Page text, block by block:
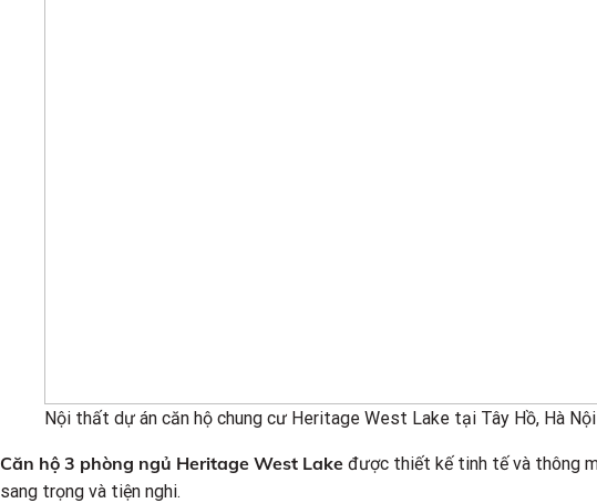
Nội thất dự án căn hộ chung cư Heritage West Lake tại Tây Hồ, Hà Nội
Căn hộ 3 phòng ngủ Heritage West Lakeđược thiết kế tinh tế và thông
sang trọng và tiện nghi.